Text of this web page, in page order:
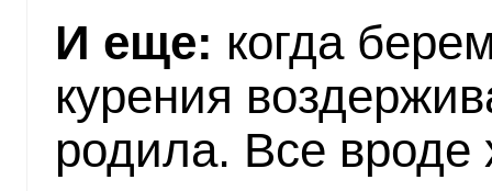
И еще: когда
курения
родила. Все вроде